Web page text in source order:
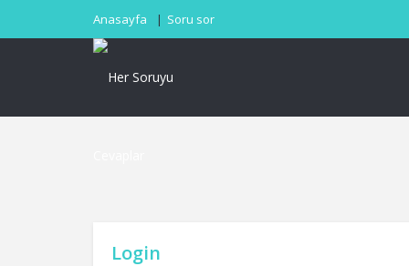
Anasayfa Soru sor
Login